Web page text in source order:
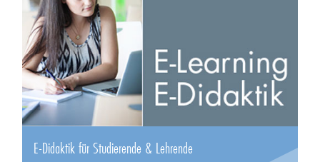
E-Didaktik für Studierende & Lehrende